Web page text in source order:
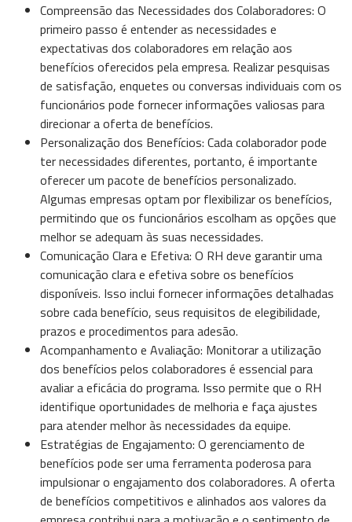
Compreensão das Necessidades dos Colaboradores: O
primeiro passo é entender as necessidades e
expectativas dos colaboradores em relação aos
benefícios oferecidos pela empresa. Realizar pesquisas
de satisfação, enquetes ou conversas individuais com os
funcionários pode fornecer informações valiosas para
direcionar a oferta de benefícios.
Personalização dos Benefícios: Cada colaborador pode
ter necessidades diferentes, portanto, é importante
oferecer um pacote de benefícios personalizado.
Algumas empresas optam por flexibilizar os benefícios,
permitindo que os funcionários escolham as opções que
melhor se adequam às suas necessidades.
Comunicação Clara e Efetiva: O RH deve garantir uma
comunicação clara e efetiva sobre os benefícios
disponíveis. Isso inclui fornecer informações detalhadas
sobre cada benefício, seus requisitos de elegibilidade,
prazos e procedimentos para adesão.
Acompanhamento e Avaliação: Monitorar a utilização
dos benefícios pelos colaboradores é essencial para
avaliar a eficácia do programa. Isso permite que o RH
identifique oportunidades de melhoria e faça ajustes
para atender melhor às necessidades da equipe.
Estratégias de Engajamento: O gerenciamento de
benefícios pode ser uma ferramenta poderosa para
impulsionar o engajamento dos colaboradores. A oferta
de benefícios competitivos e alinhados aos valores da